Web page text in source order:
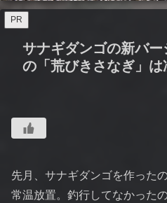
PR
サナギダンゴの新バ
の「荒びきさなぎ」は
先月、サナギダンゴを作った
常温放置。釣行してなかった